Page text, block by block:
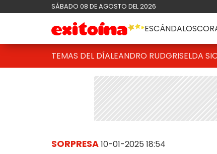
SÁBADO 08 DE AGOSTO DEL 2026
ESCÁNDALOS
TEMAS DEL DÍALEANDRO RUDGRISELDA
SORPRESA10-01-2025 18:54